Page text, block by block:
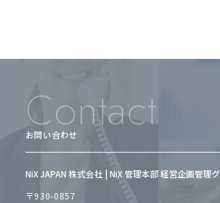
Contact
お問い合わせ
NiX JAPAN 株式会社 | NiX 管理本部 経営企画管理
〒930-0857